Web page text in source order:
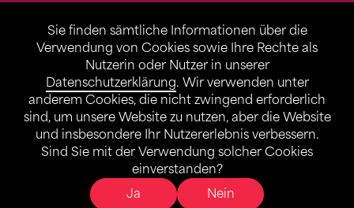
Sie finden sämtliche Informationen über die
Verwendung von Cookies sowie Ihre Rechte als
Nutzerin oder Nutzer in unserer
Datenschutzerklärung. Wir verwenden unter
anderem Cookies, die nicht zwingend erforderlich
sind, um unsere Website zu nutzen, aber die Website
und insbesondere Ihr Nutzererlebnis verbessern.
Sind Sie mit der Verwendung solcher Cookies
einverstanden?
Ja
Nein